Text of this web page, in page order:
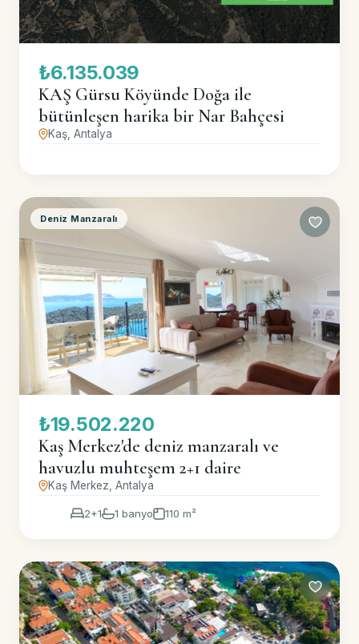
₺6.135.039
KAŞ Gürsu Köyünde Doğa ile
bütünleşen harika bir Nar Bahçesi
Kaş, Antalya
Deniz Manzaralı
₺19.502.220
Kaş Merkez'de deniz manzaralı ve
havuzlu muhteşem 2+1 daire
Kaş Merkez, Antalya
2+1 1 banyo 110 m²